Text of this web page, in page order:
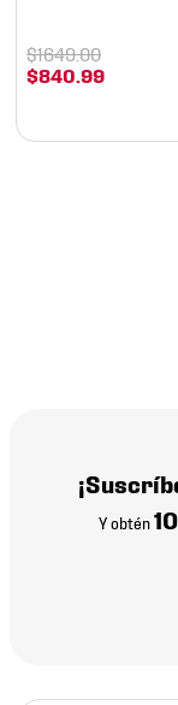
$840.99
$1649.00
Y obtén